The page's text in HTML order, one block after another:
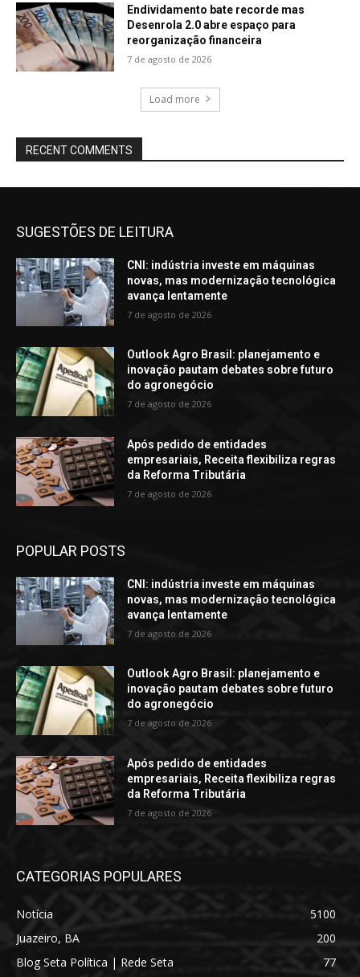
Endividamento bate recorde mas
Desenrola 2.0 abre espaço para
reorganização financeira
7 de agosto de 2026
Load more
RECENT COMMENTS
SUGESTÕES DE LEITURA
CNI: indústria investe em máquinas
novas, mas modernização tecnológica
avança lentamente
7 de agosto de 2026
Outlook Agro Brasil: planejamento e
inovação pautam debates sobre futuro
do agronegócio
7 de agosto de 2026
Após pedido de entidades
empresariais, Receita flexibiliza regras
da Reforma Tributária
7 de agosto de 2026
POPULAR POSTS
CNI: indústria investe em máquinas
novas, mas modernização tecnológica
avança lentamente
7 de agosto de 2026
Outlook Agro Brasil: planejamento e
inovação pautam debates sobre futuro
do agronegócio
7 de agosto de 2026
Após pedido de entidades
empresariais, Receita flexibiliza regras
da Reforma Tributária
7 de agosto de 2026
CATEGORIAS POPULARES
Notícia
5100
Juazeiro, BA
200
Blog Seta Política | Rede Seta
77